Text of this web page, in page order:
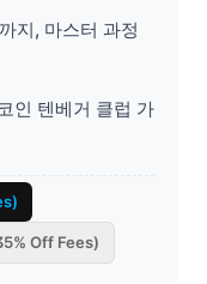
지, 마스터 과정
인 텐베거 클럽 가
Off Fees)